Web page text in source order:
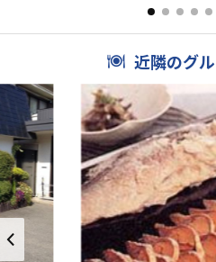
どうかはわかりません...
近隣のグ